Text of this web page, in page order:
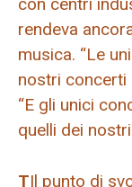
con centri
rendeva
musica. “Le
nostri concerti
“E gli unici
quelli dei nostri
TIl punto di